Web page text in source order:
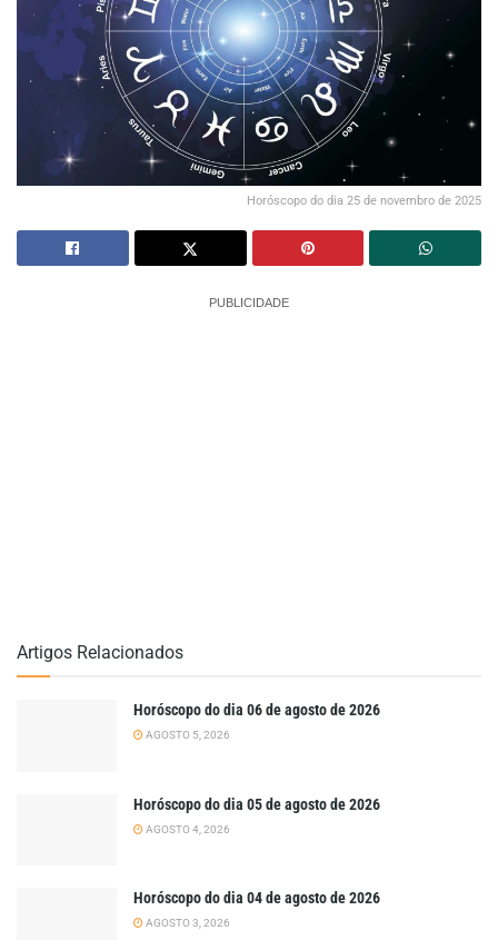
Horóscopo do dia 25 de novembro de 2025
PUBLICIDADE
Artigos Relacionados
Horóscopo do dia 06 de agosto de 2026
AGOSTO 5, 2026
Horóscopo do dia 05 de agosto de 2026
AGOSTO 4, 2026
Horóscopo do dia 04 de agosto de 2026
AGOSTO 3, 2026